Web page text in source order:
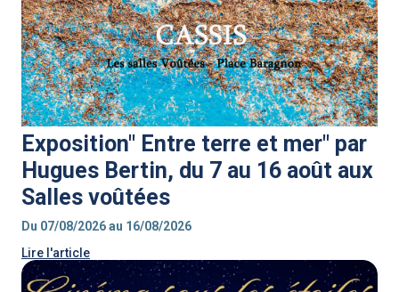
Exposition" Entre terre et mer" par
Hugues Bertin, du 7 au 16 août aux
Salles voûtées
Du 07/08/2026 au 16/08/2026
Lire l'article